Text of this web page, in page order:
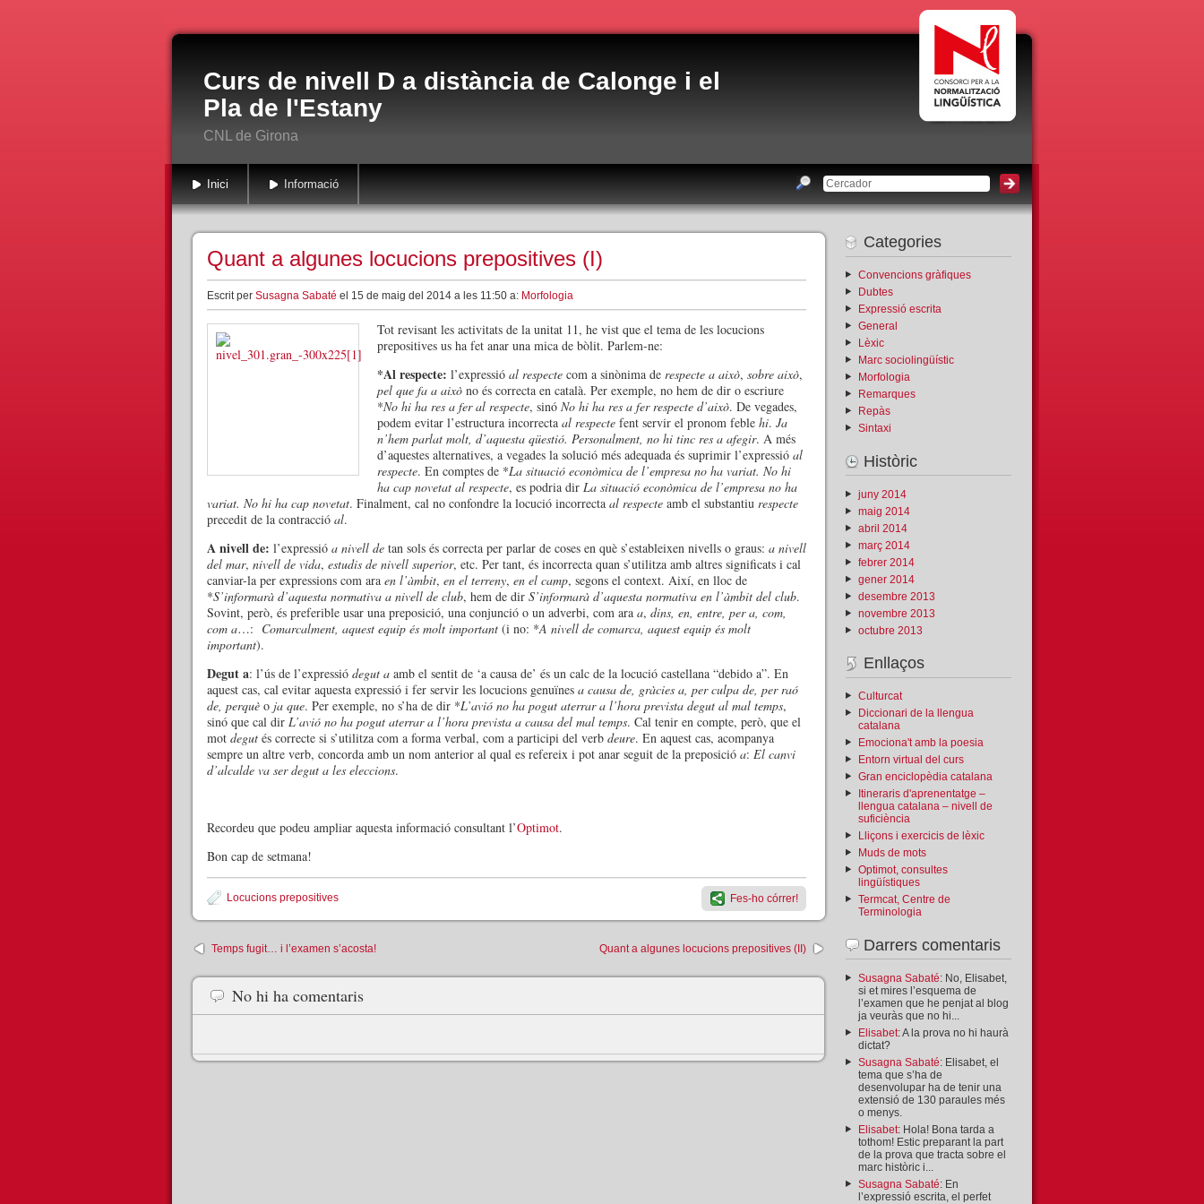
Curs de nivell D a distància de Calonge i el
Pla de l'Estany
CNL de Girona
Inici Informació
Quant a algunes locucions prepositives (I)
Escrit per Susagna Sabaté el 15 de maig del 2014 a les 11:50 a: Morfologia
Tot revisant les activitats de la unitat 11, he vist que el tema de les locucions
prepositives us ha fet anar una mica de bòlit. Parlem-ne:
*Al respecte: l’expressió al respecte com a sinònima de respecte a això, sobre això,
pel que fa a això no és correcta en català. Per exemple, no hem de dir o escriure
*No hi ha res a fer al respecte, sinó No hi ha res a fer respecte d’això. De vegades,
podem evitar l’estructura incorrecta al respecte fent servir el pronom feble hi. Ja
n’hem parlat molt, d’aquesta qüestió. Personalment, no hi tinc res a afegir. A més
d’aquestes alternatives, a vegades la solució més adequada és suprimir l’expressió al
respecte. En comptes de *La situació econòmica de l’empresa no ha variat. No hi
ha cap novetat al respecte, es podria dir La situació econòmica de l’empresa no ha
variat. No hi ha cap novetat. Finalment, cal no confondre la locució incorrecta al respecte amb el substantiu respecte
precedit de la contracció al.
A nivell de: l’expressió a nivell de tan sols és correcta per parlar de coses en què s’estableixen nivells o graus: a nivell
del mar, nivell de vida, estudis de nivell superior, etc. Per tant, és incorrecta quan s’utilitza amb altres significats i cal
canviar-la per expressions com ara en l’àmbit, en el terreny, en el camp, segons el context. Així, en lloc de
*S’informarà d’aquesta normativa a nivell de club, hem de dir S’informarà d’aquesta normativa en l’àmbit del club.
Sovint, però, és preferible usar una preposició, una conjunció o un adverbi, com ara a, dins, en, entre, per a, com,
com a…: Comarcalment, aquest equip és molt important (i no: *A nivell de comarca, aquest equip és molt
important).
Degut a: l’ús de l’expressió degut a amb el sentit de ‘a causa de’ és un calc de la locució castellana “debido a”. En
aquest cas, cal evitar aquesta expressió i fer servir les locucions genuïnes a causa de, gràcies a, per culpa de, per raó
de, perquè o ja que. Per exemple, no s’ha de dir *L’avió no ha pogut aterrar a l’hora prevista degut al mal temps,
sinó que cal dir L’avió no ha pogut aterrar a l’hora prevista a causa del mal temps. Cal tenir en compte, però, que el
mot degut és correcte si s’utilitza com a forma verbal, com a participi del verb deure. En aquest cas, acompanya
sempre un altre verb, concorda amb un nom anterior al qual es refereix i pot anar seguit de la preposició a: El canvi
d’alcalde va ser degut a les eleccions.
Recordeu que podeu ampliar aquesta informació consultant l’Optimot.
Bon cap de setmana!
Locucions prepositives Fes-ho córrer!
Quant a algunes locucions prepositives (II)
Temps fugit… i l’examen s’acosta!
No hi ha comentaris
Categories
Convencions gràfiques
Dubtes
Expressió escrita
General
Lèxic
Marc sociolingüístic
Morfologia
Remarques
Repàs
Sintaxi
Històric
juny 2014
maig 2014
abril 2014
març 2014
febrer 2014
gener 2014
desembre 2013
novembre 2013
octubre 2013
Enllaços
Culturcat
Diccionari de la llengua
catalana
Emociona't amb la poesia
Entorn virtual del curs
Gran enciclopèdia catalana
Itineraris d'aprenentatge –
llengua catalana – nivell de
suficiència
Lliçons i exercicis de lèxic
Muds de mots
Optimot, consultes
lingüístiques
Termcat, Centre de
Terminologia
Darrers comentaris
Susagna Sabaté: No, Elisabet,
si et mires l’esquema de
l’examen que he penjat al blog
ja veuràs que no hi...
Elisabet: A la prova no hi haurà
dictat?
Susagna Sabaté: Elisabet, el
tema que s’ha de
desenvolupar ha de tenir una
extensió de 130 paraules més
o menys.
Elisabet: Hola! Bona tarda a
tothom! Estic preparant la part
de la prova que tracta sobre el
marc històric i...
Susagna Sabaté: En
l’expressió escrita, el perfet